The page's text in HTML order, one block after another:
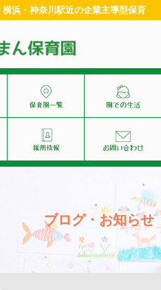
浜・神奈川駅近の企業主導型保育
ブログ・お知らせ